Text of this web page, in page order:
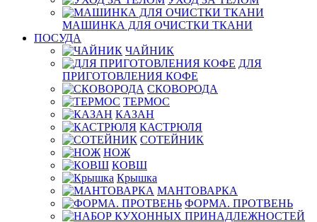
МАШИНКА ДЛЯ ОЧИСТКИ ТКАНИ
ПОСУДА
ЧАЙНИК
ДЛЯ
ПРИГОТОВЛЕНИЯ КОФЕ
СКОВОРОДА
ТЕРМОС
КАЗАН
КАСТРЮЛЯ
СОТЕЙНИК
НОЖ
КОВШ
Крышка
МАНТОВАРКА
ФОРМА. ПРОТВЕНЬ